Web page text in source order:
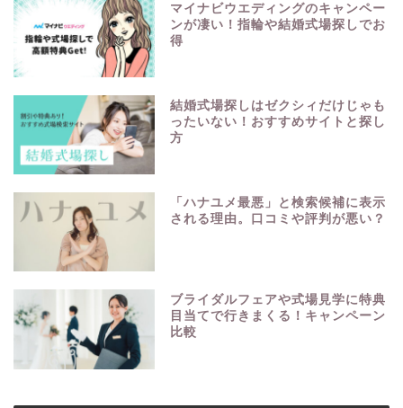
マイナビウエディングのキャンペー
ンが凄い！指輪や結婚式場探しでお
得
結婚式場探しはゼクシィだけじゃも
ったいない！おすすめサイトと探し
方
「ハナユメ最悪」と検索候補に表示
される理由。口コミや評判が悪い？
ブライダルフェアや式場見学に特典
目当てで行きまくる！キャンペーン
比較